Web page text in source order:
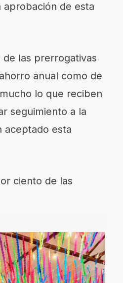
de esta
las prerrogativas
anual como de
lo que reciben
seguimiento a la
aceptado esta
ciento de las